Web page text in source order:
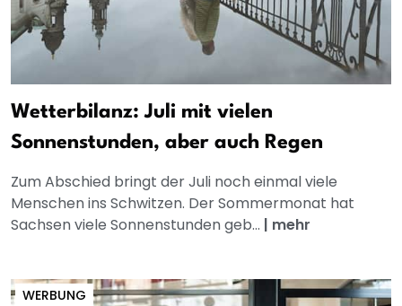
Wetterbilanz: Juli mit vielen
Sonnenstunden, aber auch Regen
Zum Abschied bringt der Juli noch einmal viele
Menschen ins Schwitzen. Der Sommermonat hat
Sachsen viele Sonnenstunden geb... | mehr
WERBUNG